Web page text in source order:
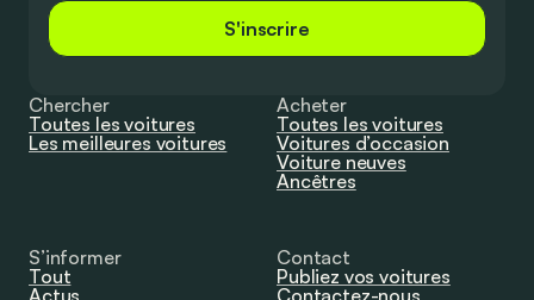
S'inscrire
Chercher
Toutes les voitures
Les meilleures voitures
Acheter
Toutes les voitures
Voitures d’occasion
Voiture neuves
Ancêtres
S’informer
Tout
Contact
Publiez vos voitures